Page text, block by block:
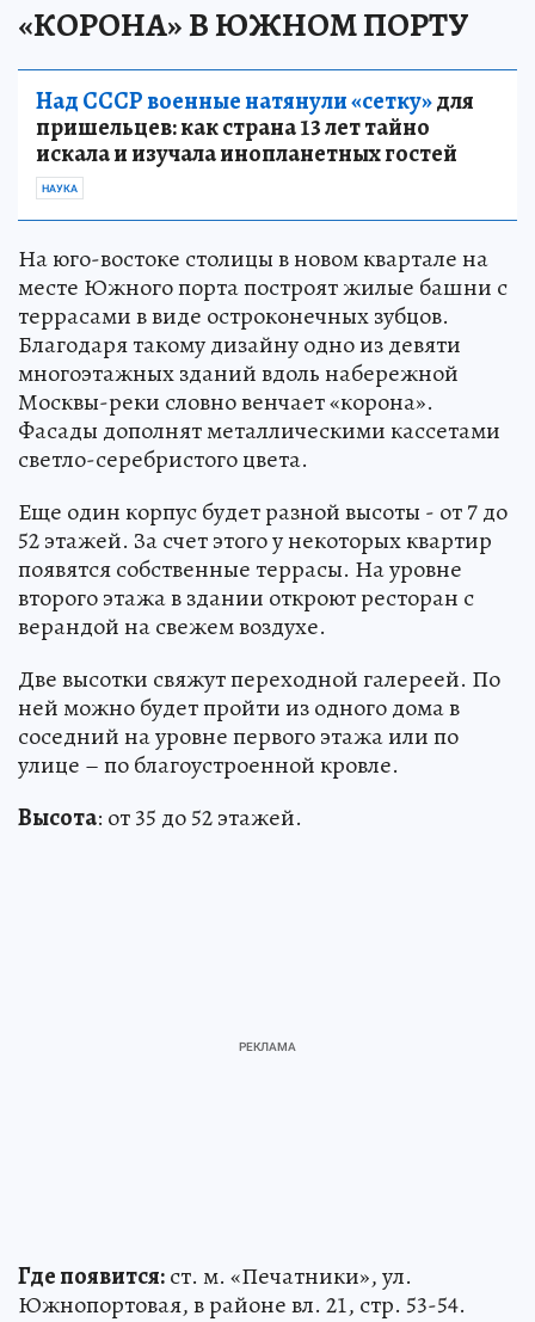
«КОРОНА» В ЮЖНОМ ПОРТУ
Над СССР военные натянули «сетку»для
пришельцев: как страна 13 лет тайно
искала и изучала инопланетных гостей
НАУКА
На юго-востоке столицы в новом квартале на
месте Южного порта построят жилые башни с
террасами в виде остроконечных зубцов.
Благодаря такому дизайну одно из девяти
многоэтажных зданий вдоль набережной
Москвы-реки словно венчает «корона».
Фасады дополнят металлическими кассетами
светло-серебристого цвета.
Еще один корпус будет разной высоты - от 7 до
52 этажей. За счет этого у некоторых квартир
появятся собственные террасы. На уровне
второго этажа в здании откроют ресторан с
верандой на свежем воздухе.
Две высотки свяжут переходной галереей. По
ней можно будет пройти из одного дома в
соседний на уровне первого этажа или по
улице – по благоустроенной кровле.
Высота: от 35 до 52 этажей.
Где появится:ст. м. «Печатники», ул.
Южнопортовая, в районе вл. 21, стр. 53-54.